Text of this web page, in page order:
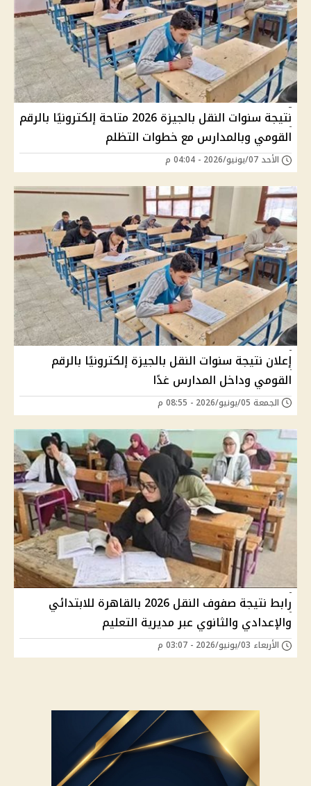
نتيجة سنوات النقل بالجيزة 2026 متاحة إلكترونيًا بالرقم
القومي وبالمدارس مع خطوات التظلم
الأحد 07/يونيو/2026 - 04:04 م
إعلان نتيجة سنوات النقل بالجيزة إلكترونيًا بالرقم
القومي وداخل المدارس غدًا
الجمعة 05/يونيو/2026 - 08:55 م
رابط نتيجة صفوف النقل 2026 بالقاهرة للابتدائي
والإعدادي والثانوي عبر مديرية التعليم
الأربعاء 03/يونيو/2026 - 03:07 م